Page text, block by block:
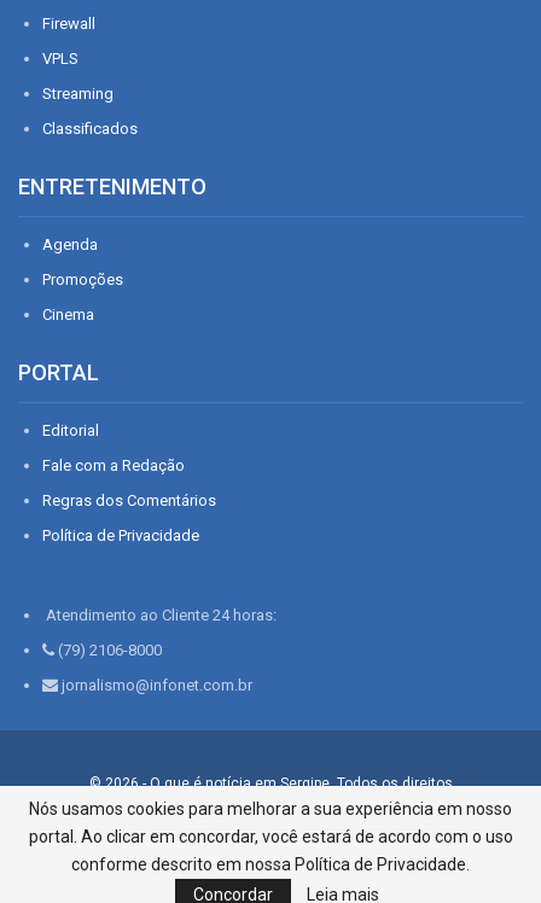
Firewall
VPLS
Streaming
Classificados
ENTRETENIMENTO
Agenda
Promoções
Cinema
PORTAL
Editorial
Fale com a Redação
Regras dos Comentários
Política de Privacidade
Atendimento ao Cliente 24 horas:
(79) 2106-8000
jornalismo@infonet.com.br
© 2026 - O que é notícia em Sergipe. Todos os direitos
reservados.
Infonet - Rua Monsenhor Silveira 276, Bairro São José |
Aracaju-SE, CEP 49015-030, Fone: 79.2106.8000 - CI Centro de
Informações LTDA
Nós usamos cookies para melhorar a sua experiência em nosso
portal. Ao clicar em concordar, você estará de acordo com o uso
conforme descrito em nossa Política de Privacidade.
Concordar
Leia mais